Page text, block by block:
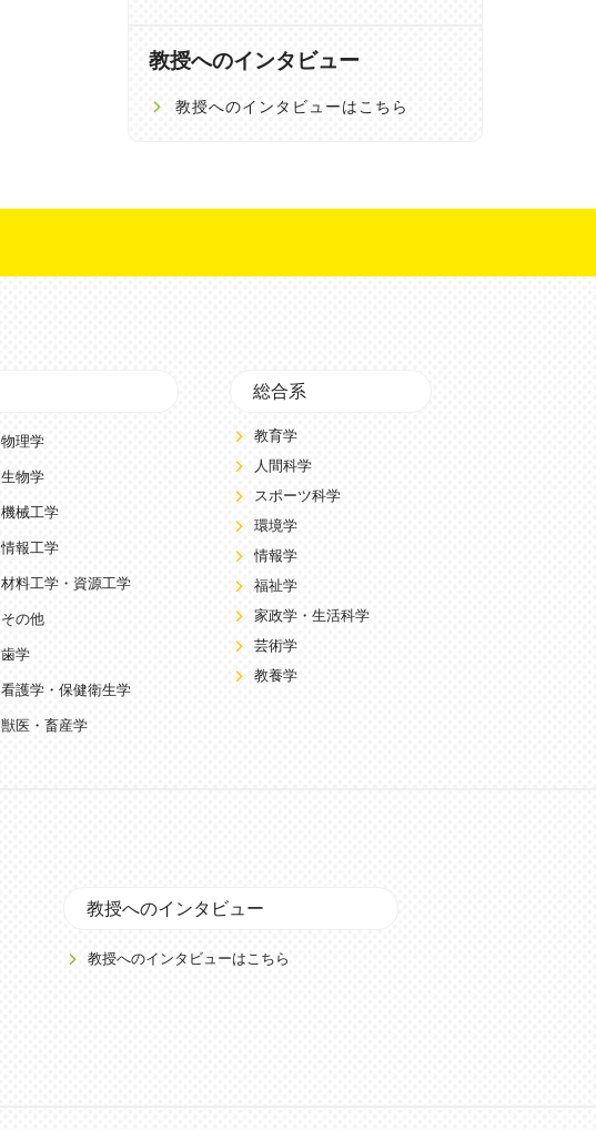
教授へのインタビュー
教授へのインタビューはこちら
物理学
生物学
機械工学
情報工学
材料工学・資源工学
その他
歯学
看護学・保健衛生学
獣医・畜産学
総合系
教育学
人間科学
スポーツ科学
環境学
情報学
福祉学
家政学・生活科学
芸術学
教養学
教授へのインタビュー
教授へのインタビューはこちら